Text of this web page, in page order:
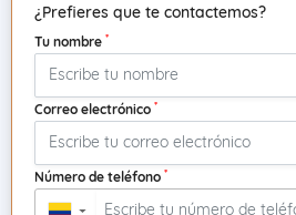
¿Prefieres que te contactemos?
Tu nombre *
Correo electrónico *
Número de teléfono *
▼